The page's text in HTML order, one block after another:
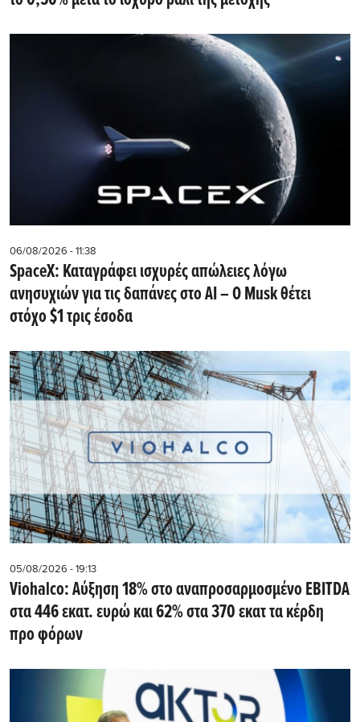
06/08/2026 - 11:38
SpaceX: Καταγράφει ισχυρές απώλειες λόγω
ανησυχιών για τις δαπάνες στο AI – Ο Musk θέτει
στόχο $1 τρις έσοδα
05/08/2026 - 19:13
Viohalco: Αύξηση 18% στο αναπροσαρμοσμένο EBITDA
στα 446 εκατ. ευρώ και 62% στα 370 εκατ τα κέρδη
προ φόρων